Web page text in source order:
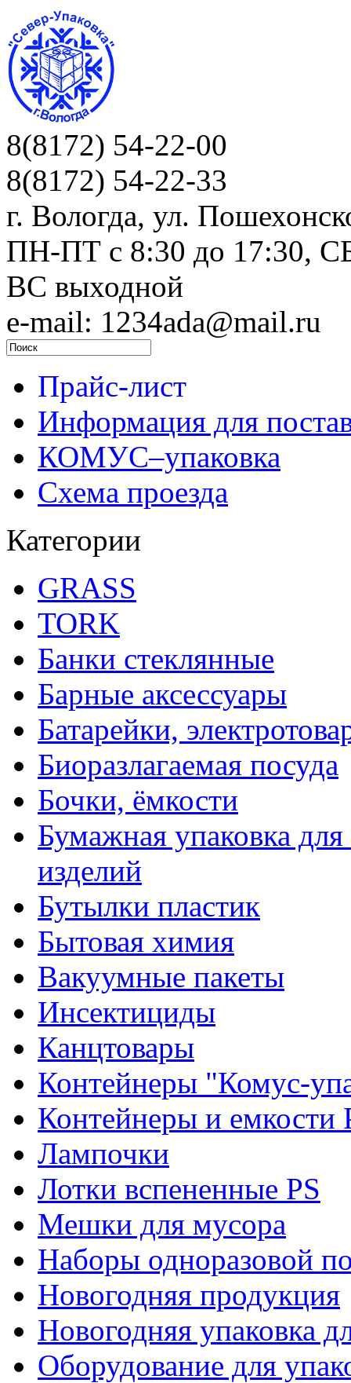
8(8172) 54-22-00
8(8172) 54-22-33
г. Вологда, ул.
ПН-ПТ c 8:30 до 17:30,
ВС выходной
e-mail: 1234ada@mail.ru
Прайс-лист
Информация для
КОМУС–упаковка
Схема проезда
Категории
GRASS
TORK
Банки стеклянные
Барные аксессуары
Батарейки,
Биоразлагаемая посуда
Бочки, ёмкости
Бумажная упаковка
изделий
Бутылки пластик
Бытовая химия
Вакуумные пакеты
Инсектициды
Канцтовары
Контейнеры "Комус-
Контейнеры и емкости
Лампочки
Лотки вспененные PS
Мешки для мусора
Наборы одноразовой
Новогодняя продукция
Новогодняя упаковка
Оборудование для